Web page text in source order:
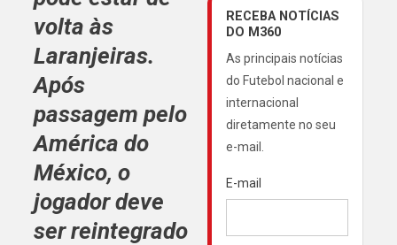
volta às
Laranjeiras.
Após
passagem pelo
América do
México, o
jogador deve
ser reintegrado
RECEBA NOTÍCIAS
DO M360
As principais notícias
do Futebol nacional e
internacional
diretamente no seu
e-mail.
E-mail